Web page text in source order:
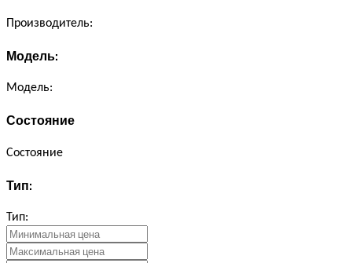
Производитель:
Модель:
Модель:
Состояние
Состояние
Тип:
Тип: